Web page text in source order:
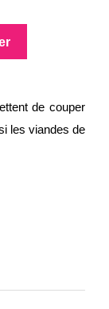
de couper
les viandes de